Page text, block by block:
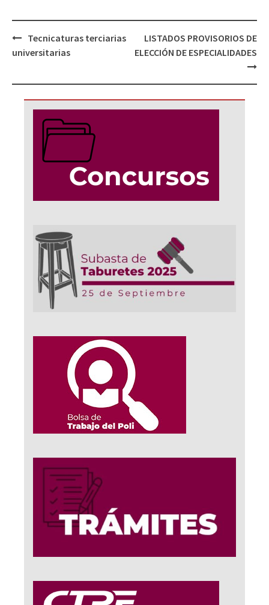
Navegación
de
Tecnicaturas terciarias
universitarias
LISTADOS PROVISORIOS DE
ELECCIÓN DE ESPECIALIDADES